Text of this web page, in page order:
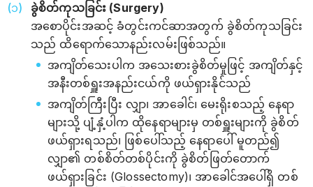
ခွဲစိတ်ကုသခြင်း (Surgery)
အစောပိုင်းအဆင့် ခံတွင်းကင်ဆာအတွက် ခွဲစိတ်ကုသခြင်း
သည် ထိရောက်သောနည်းလမ်းဖြစ်သည်။
အကျိတ်သေးပါက အသေးစားခွဲစိတ်မှုဖြင့် အကျိတ်နှင့်
အနီးတစ်ရှူးအနည်းငယ်ကို ဖယ်ရှားနိုင်သည်
အကျိတ်ကြီးပြီး လျှာ၊ အာခေါင်၊ မေးရိုးစသည့် နေရာ
များသို့ ပျံ့နှံ့ပါက ထိုနေရာများမှ တစ်ရှူးများကို ခွဲစိတ်
ဖယ်ရှားရသည်၊ ဖြစ်ပေါ်သည့် နေရာပေါ် မူတည်၍
လျှာ၏ တစ်စိတ်တစ်ပိုင်းကို ခွဲစိတ်ဖြတ်တောက်
ဖယ်ရှားခြင်း (Glossectomy)၊ အာခေါင်အပေါ်ရှိ တစ်